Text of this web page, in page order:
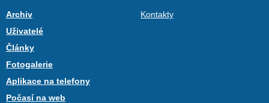
Archiv
Uživatelé
Články
Fotogalerie
Aplikace na telefony
Počasí na web
Kontakty